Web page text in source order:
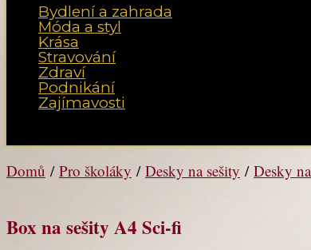
Bydlení a zahrada
Móda a styl
Krása
Stravování
Zdraví
Podnikání
Zajímavosti
Domů / Pro školáky / Desky na sešity / Desky
Box na sešity A4 Sci-fi